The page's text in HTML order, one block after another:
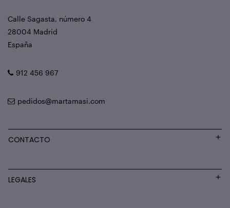
Calle Sagasta, número 4
28004 Madrid
España
912 456 967
pedidos@martamasi.com
CONTACTO
LEGALES